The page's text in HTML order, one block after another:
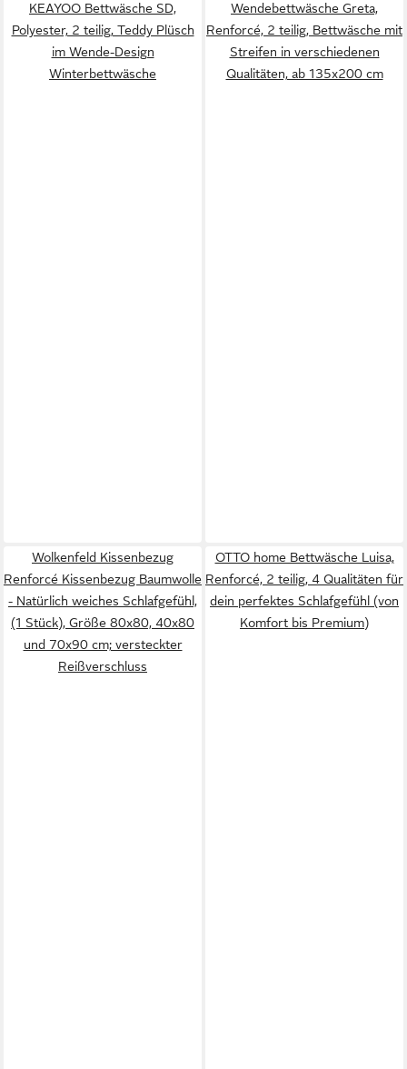
KEAYOO Bettwäsche SD,
Polyester, 2 teilig, Teddy Plüsch
im Wende-Design
Winterbettwäsche
Wendebettwäsche Greta,
Renforcé, 2 teilig, Bettwäsche mit
Streifen in verschiedenen
Qualitäten, ab 135x200 cm
Wolkenfeld Kissenbezug
Renforcé Kissenbezug Baumwolle
- Natürlich weiches Schlafgefühl,
(1 Stück), Größe 80x80, 40x80
und 70x90 cm; versteckter
Reißverschluss
OTTO home Bettwäsche Luisa,
Renforcé, 2 teilig, 4 Qualitäten für
dein perfektes Schlafgefühl (von
Komfort bis Premium)